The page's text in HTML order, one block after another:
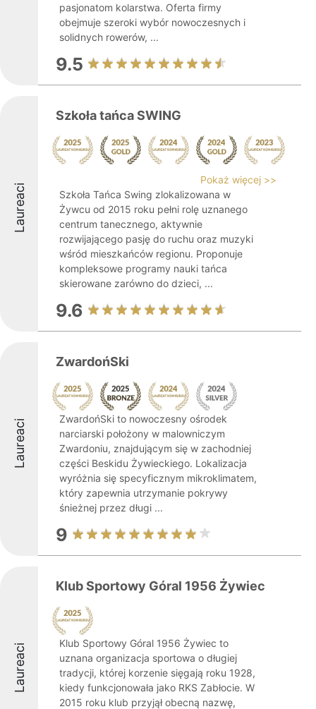
pasjonatom kolarstwa. Oferta firmy
obejmuje szeroki wybór nowoczesnych i
solidnych rowerów, ...
9.5
Laureaci
Szkoła tańca SWING
Pokaż więcej >>
Szkoła Tańca Swing zlokalizowana w
Żywcu od 2015 roku pełni rolę uznanego
centrum tanecznego, aktywnie
rozwijającego pasję do ruchu oraz muzyki
wśród mieszkańców regionu. Proponuje
kompleksowe programy nauki tańca
skierowane zarówno do dzieci, ...
9.6
Laureaci
ZwardońSki
ZwardońSki to nowoczesny ośrodek
narciarski położony w malowniczym
Zwardoniu, znajdującym się w zachodniej
części Beskidu Żywieckiego. Lokalizacja
wyróżnia się specyficznym mikroklimatem,
który zapewnia utrzymanie pokrywy
śnieżnej przez długi ...
9
Laureaci
Klub Sportowy Góral 1956 Żywiec
Klub Sportowy Góral 1956 Żywiec to
uznana organizacja sportowa o długiej
tradycji, której korzenie sięgają roku 1928,
kiedy funkcjonowała jako RKS Zabłocie. W
2015 roku klub przyjął obecną nazwę,